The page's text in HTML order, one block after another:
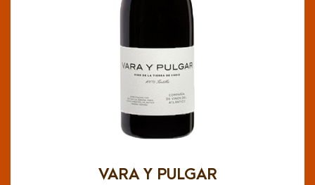
VARA Y PULGAR
Crianza en barricas usadas de roble francés
minerales y humo. En boca es denso, vivo y
concentrado, con refrescante fruta roja. El
retronasal es largo, aromático y muy mineral.